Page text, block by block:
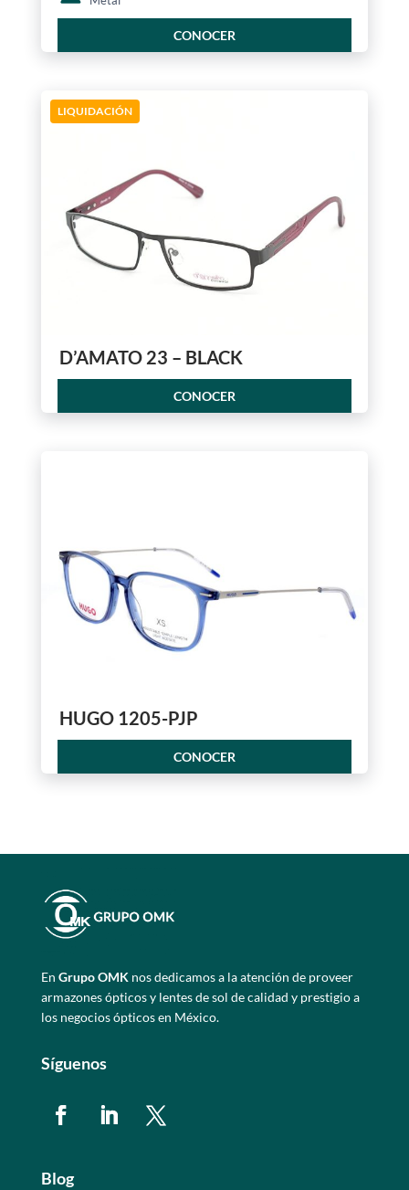
CONOCER
LIQUIDACIÓN
D’AMATO 23 – BLACK
CONOCER
HUGO 1205-PJP
CONOCER
En Grupo OMKnos dedicamos a la atención de proveer
armazones ópticos y lentes de sol de calidad y prestigio a
los negocios ópticos en México.
Síguenos
Blog